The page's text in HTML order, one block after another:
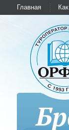
Главная